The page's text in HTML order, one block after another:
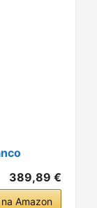
389,89 €
Amazon